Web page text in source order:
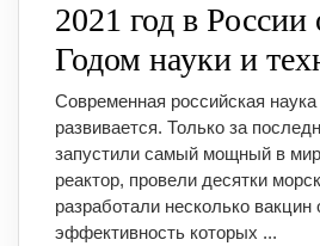
2021 год в России
Годом науки и
Современная российская
развивается. Только за
запустили самый мощный в
реактор, провели десятки
разработали несколько вакцин
эффективность которых ...